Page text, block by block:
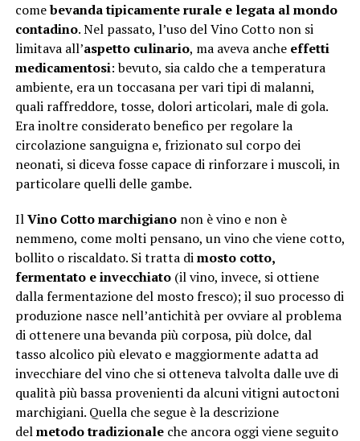
comebevanda tipicamente rurale e legata al mondo
contadino. Nel passato, l’uso del Vino Cotto non si
limitava all’aspetto culinario, ma aveva anche effetti
medicamentosi: bevuto, sia caldo che a temperatura
ambiente, era un toccasana per vari tipi di malanni,
quali raffreddore, tosse, dolori articolari, male di gola.
Era inoltre considerato benefico per regolare la
circolazione sanguigna e, frizionato sul corpo dei
neonati, si diceva fosse capace di rinforzare i muscoli, in
particolare quelli delle gambe.
IlVino Cotto marchigianonon è vino e non è
nemmeno, come molti pensano, un vino che viene cotto,
bollito o riscaldato. Si tratta dimosto cotto,
fermentato e invecchiato(il vino, invece, si ottiene
dalla fermentazione del mosto fresco); il suo processo di
produzione nasce nell’antichità per ovviare al problema
di ottenere una bevanda più corposa, più dolce, dal
tasso alcolico più elevato e maggiormente adatta ad
invecchiare del vino che si otteneva talvolta dalle uve di
qualità più bassa provenienti da alcuni vitigni autoctoni
marchigiani. Quella che segue è la descrizione
delmetodo tradizionaleche ancora oggi viene seguito